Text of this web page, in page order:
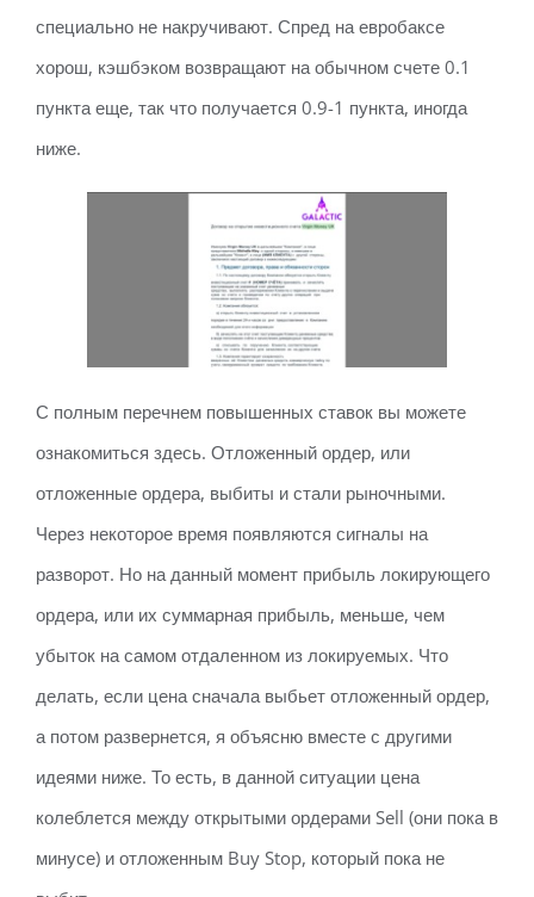
специально не накручивают. Спред на евробаксе
хорош, кэшбэком возвращают на обычном счете 0.1
пункта еще, так что получается 0.9-1 пункта, иногда
ниже.
С полным перечнем повышенных ставок вы можете
ознакомиться здесь. Отложенный ордер, или
отложенные ордера, выбиты и стали рыночными.
Через некоторое время появляются сигналы на
разворот. Но на данный момент прибыль локирующего
ордера, или их суммарная прибыль, меньше, чем
убыток на самом отдаленном из локируемых. Что
делать, если цена сначала выбьет отложенный ордер,
а потом развернется, я объясню вместе с другими
идеями ниже. То есть, в данной ситуации цена
колеблется между открытыми ордерами Sell (они пока в
минусе) и отложенным Buy Stop, который пока не